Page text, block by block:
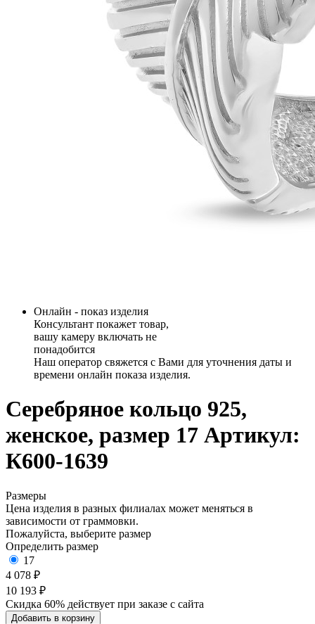
Онлайн - показ изделия
Консультант покажет товар,
вашу камеру включать не
понадобится
Наш оператор свяжется с Вами для уточнения даты и
времени онлайн показа изделия.
Серебряное кольцо 925,
женское, размер 17 Артикул:
К600-1639
Размеры
Цена изделия в разных филиалах может меняться в
зависимости от граммовки.
Пожалуйста, выберите размер
Определить размер
17
4 078 ₽
10 193 ₽
Скидка 60% действует при заказе с сайта
Добавить в корзину